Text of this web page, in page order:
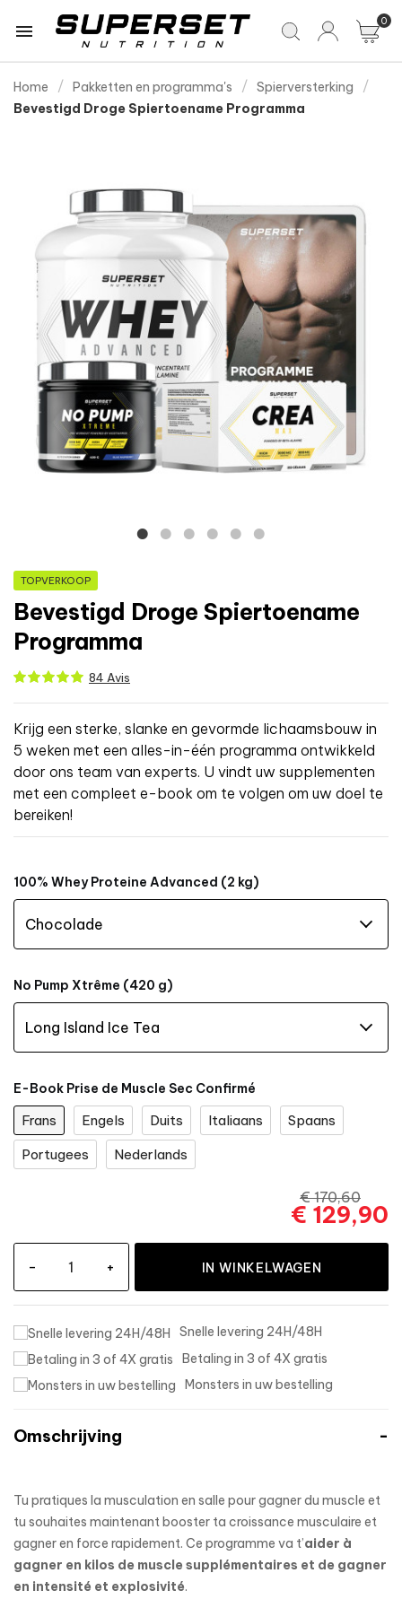
 0
Home Pakketten en programma's
Spierversterking
Bevestigd Droge Spiertoename Programma
TOPVERKOOP
Bevestigd Droge Spiertoename
Programma
84 Avis
Krijg een sterke, slanke en gevormde lichaamsbouw in
5 weken met een alles-in-één programma ontwikkeld
door ons team van experts. U vindt uw supplementen
met een compleet e-book om te volgen om uw doel te
bereiken!
100% Whey Proteine Advanced (2 kg)
No Pump Xtrême (420 g)
E-Book Prise de Muscle Sec Confirmé
Frans Engels Duits Italiaans
Spaans
Portugees
Nederlands
€ 170,60
€ 129,90
- + IN WINKELWAGEN
Snelle levering 24H/48H
Betaling in 3 of 4X gratis
Monsters in uw bestelling
Omschrijving
Tu pratiques la musculation en salle pour gagner du muscle et
tu souhaites maintenant booster ta croissance musculaire et
gagner en force rapidement. Ce programme va t’aider à
gagner en kilos de muscle supplémentaires et de gagner
en intensité et explosivité.